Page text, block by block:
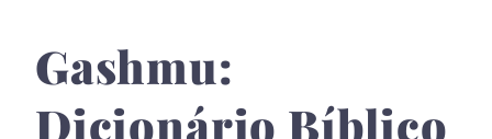
conteúdo
Gashmu:
Dicionário Bíblico